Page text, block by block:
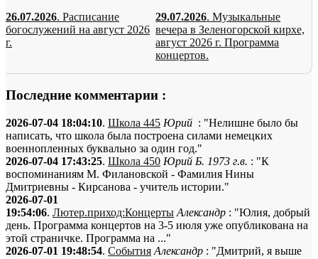
26.07.2026. Расписание
богослужений на август 2026
г.
29.07.2026. Музыкальные
вечера в Зеленогорской кирхе,
август 2026 г. Программа
концертов.
Последние комментарии :
2026-07-04 18:04:10. Школа 445 Юрий : "Нелишне было бы
написать, что школа была построена силами немецких
военнопленных буквально за один год."
2026-07-04 17:43:25. Школа 450 Юрий Б. 1973 г.в. : "К
воспоминаниям М. Филановской - Фамилия Нины
Дмитриевны - Кирсанова - учитель истории."
2026-07-01
19:54:06. Лютер.приход:Концерты Александр : "Юлия, добрый
день. Программа концертов на 3-5 июля уже опубликована на
этой страничке. Программа на ..."
2026-07-01 19:48:54. События Александр : "Дмитрий, я выше